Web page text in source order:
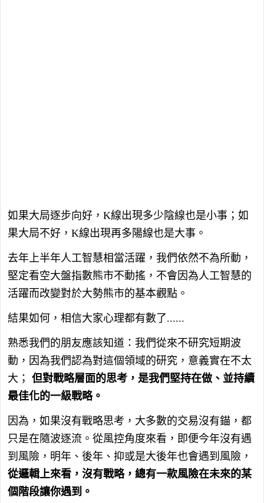
如果大局逐步向好，K線出現多少陰線也是小事；如
果大局不好，K線出現再多陽線也是大事。
去年上半年人工智慧相當活躍，我們依然不為所動，
堅定看空大盤指數熊市不動搖，不會因為人工智慧的
活躍而改變對於大勢熊市的基本觀點。
結果如何，相信大家心理都有數了......
熟悉我們的朋友應該知道：我們從來不研究短期波
動，因為我們認為對這個領域的研究，意義實在不太
大； 但對戰略層面的思考，是我們堅持在做、並持續
最佳化的一級戰略。
因為，如果沒有戰略思考，大多數的交易沒有錨，都
只是在隨波逐流。從風控角度來看，即便今年沒有遇
到風險，明年、後年、抑或是大後年也會遇到風險，
從邏輯上來看，沒有戰略，總有一款風險在未來的某
個階段讓你遇到。